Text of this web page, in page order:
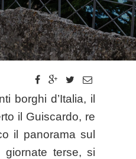
borghi d’Italia, il
il Guiscardo, re
il panorama sul
terse, si